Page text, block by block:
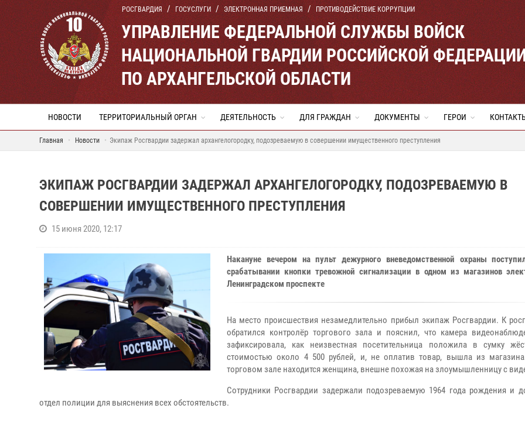
РОСГВАРДИЯ ГОСУСЛУГИ ЭЛЕКТРОННАЯ ПРИЕМНАЯ ПРОТИВОДЕЙСТВИЕ КОРРУПЦИИ
УПРАВЛЕНИЕ ФЕДЕРАЛЬНОЙ СЛУЖБЫ ВОЙСК
НАЦИОНАЛЬНОЙ ГВАРДИИ РОССИЙСКОЙ
ПО АРХАНГЕЛЬСКОЙ ОБЛАСТИ
НОВОСТИ ТЕРРИТОРИАЛЬНЫЙ ОРГАН ДЕЯТЕЛЬНОСТЬ ДЛЯ ГРАЖДАН ДОКУМЕНТЫ ГЕРОИ
Главная Новости Экипаж Росгвардии задержал архангелогородку, подозреваемую в совершении имущественного преступления
ЭКИПАЖ РОСГВАРДИИ ЗАДЕРЖАЛ АРХАНГЕЛОГОРОДКУ, ПОДОЗРЕВАЕМУЮ В
СОВЕРШЕНИИ ИМУЩЕСТВЕННОГО ПРЕСТУПЛЕНИЯ
15 июня 2020, 12:17
Накануне вечером на пульт дежурного вневедомственной охраны
срабатывании кнопки тревожной сигнализации в одном из магазинов
Ленинградском проспекте
На место происшествия незамедлительно прибыл экипаж Росгвардии. К
обратился контролёр торгового зала и пояснил, что камера
зафиксировала, как неизвестная посетительница положила в сумку
стоимостью около 4 500 рублей, и, не оплатив товар, вышла из
торговом зале находится женщина, внешне похожая на злоумышленницу с
Сотрудники Росгвардии задержали подозреваемую 1964 года рождения и
отдел полиции для выяснения всех обстоятельств.